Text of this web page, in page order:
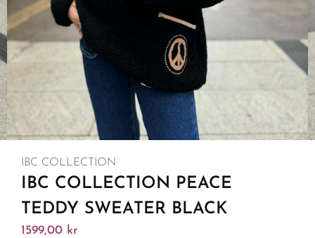
IBC COLLECTION
IBC COLLECTION PEACE
TEDDY SWEATER BLACK
1599,00 kr